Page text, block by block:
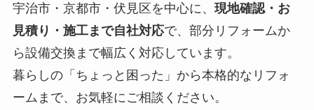
宇治市・京都市・伏見区を中心に、 現地確認・お
見積り・施工まで自社対応で、部分リフォームか
ら設備交換まで幅広く対応しています。
暮らしの「ちょっと困った」から本格的なリフォ
ームまで、お気軽にご相談ください。